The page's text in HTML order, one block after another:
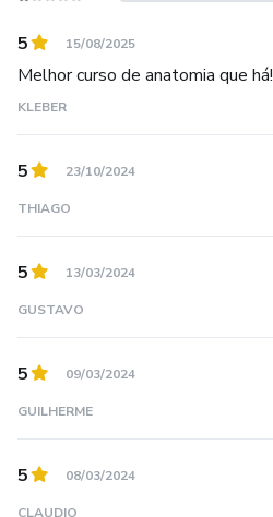
5 15/08/2025
Melhor curso de anatomia que há!
KLEBER
5 23/10/2024
THIAGO
5 13/03/2024
GUSTAVO
5 09/03/2024
GUILHERME
5 08/03/2024
CLAUDIO